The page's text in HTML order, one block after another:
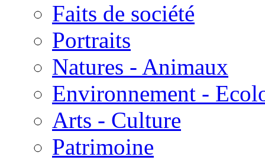
Faits de société
Portraits
Natures - Animaux
Environnement -
Arts - Culture
Patrimoine